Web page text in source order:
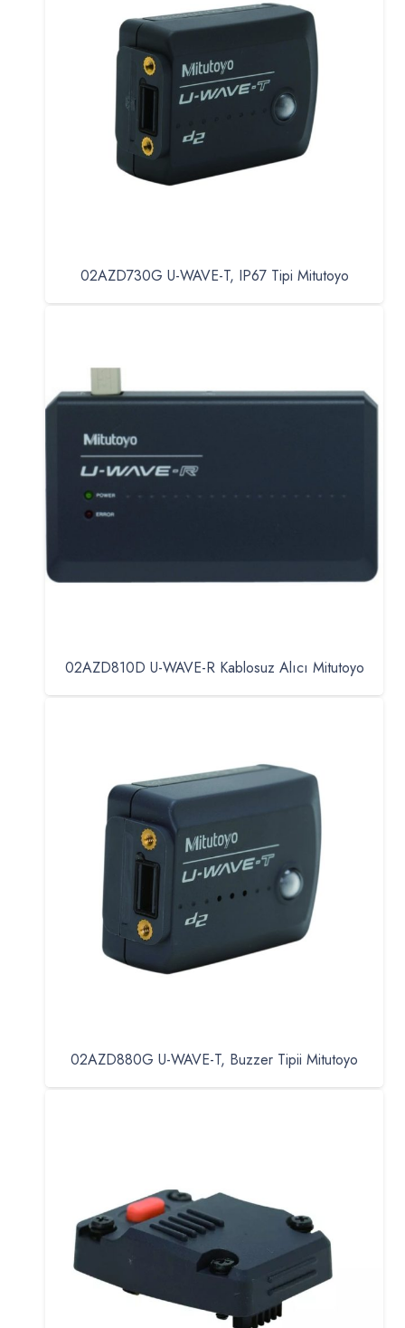
02AZD730G U-WAVE-T, IP67 Tipi Mitutoyo
02AZD810D U-WAVE-R Kablosuz Alıcı Mitutoyo
02AZD880G U-WAVE-T, Buzzer Tipii Mitutoyo